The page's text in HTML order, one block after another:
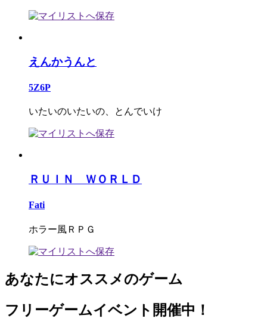
えんかうんと
5Z6P
いたいのいたいの、とんでいけ
ＲＵＩＮ ＷＯＲＬＤ
Fati
ホラー風ＲＰＧ
あなたにオススメのゲーム
フリーゲームイベント開催中！